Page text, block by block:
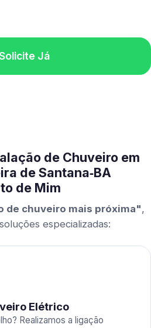
Já
de Chuveiro em
de Santana‑BA
de Mim
de chuveiro mais próxima",
especializadas:
Elétrico
Realizamos a ligação